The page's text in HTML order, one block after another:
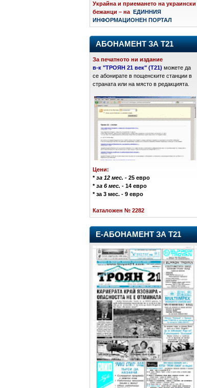
Украйна и приемането на украински
бежанци – на
ЕДИННИЯ
ИНФОРМАЦИОНЕН ПОРТАЛ
АБОНАМЕНТ ЗА Т21
За печатното ни издание
в-к "ТРОЯН 21 век" (Т21) можете да
се абонирате в пощенските станции в
страната или на място в редакцията.
Цени:
*за 12 мес. - 25 евро
*за 6 мес. - 14 евро
* за 3 мес. - 9 евро
Каталожен № 2282
Е-АБОНАМЕНТ ЗА Т21